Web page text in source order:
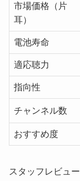
市場価格（片
耳）
電池寿命
適応聴力
指向性
チャンネル数
おすすめ度
スタッフレビュー